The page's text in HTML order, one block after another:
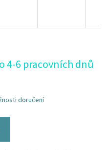
4-6 pracovních dnů
doručení